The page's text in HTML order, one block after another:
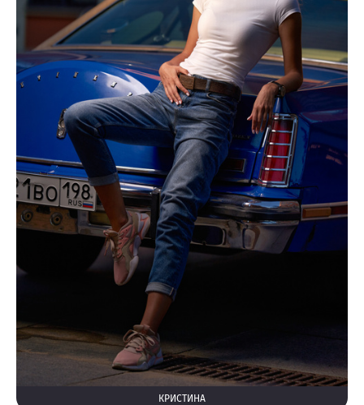
КРИСТИНА